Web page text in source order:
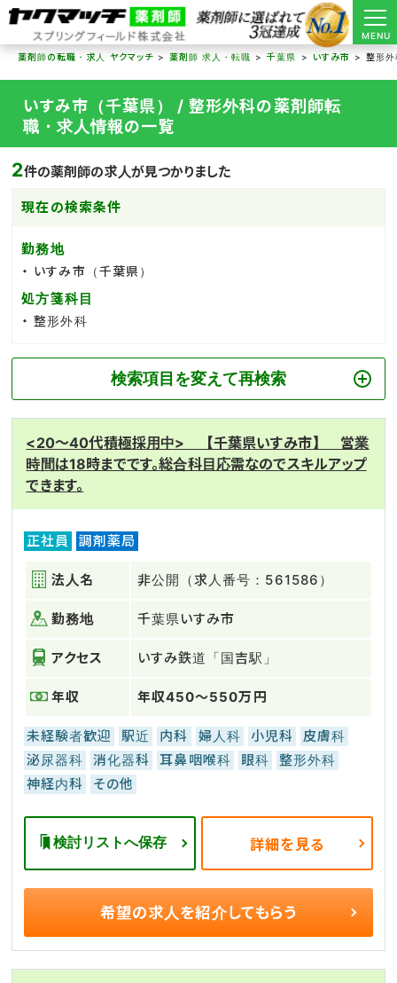
MENU
薬剤師の転職・求人 ヤクマッチ
薬剤師 求人・転職 千葉県 いすみ市 整形外
いすみ市（千葉県） / 整形外科の薬剤師転
職・求人情報の一覧
2件の薬剤師の求人が見つかりました
現在の検索条件
勤務地
いすみ市（千葉県）
処方箋科目
整形外科
検索項目を変えて再検索
<20～40代積極採用中> 【千葉県いすみ市】 営業
時間は18時までです。総合科目応需なのでスキルアップ
できます。
正社員 調剤薬局
法人名 非公開（求人番号：561586）
勤務地 千葉県いすみ市
アクセス いすみ鉄道「国吉駅」
年収 年収450～550万円
未経験者歓迎 駅近 内科 婦人科 小児科
皮膚科
泌尿器科
消化器科 耳鼻咽喉科 眼科
整形外科
神経内科
その他
検討リストへ保存 詳細を見る
希望の求人を紹介してもらう